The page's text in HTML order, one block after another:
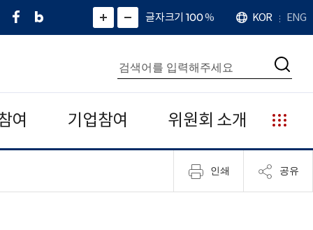
페
네
그
)
화
면
면
소
확
대
치
글자크기 100%
언
어
KOR ENG
통
합
검
색
검
여 기업참여 위원회 소개
누
리
집
안
인쇄 공유